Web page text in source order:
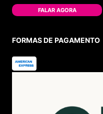
FALAR AGORA
FORMAS DE PAGAMENTO